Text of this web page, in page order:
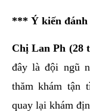
*** Ý kiến đánh
Chị Lan Ph (28
đây là đội ngũ
thăm khám tận
quay lại khám